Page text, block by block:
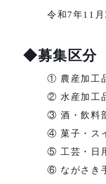
令和7年11
◆募集区分
① 農産加工
② 水産加工
③ 酒・飲料
④ 菓子・ス
⑤ 工芸・日
⑥ ながさき